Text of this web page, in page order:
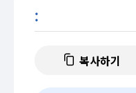
:
복사하기